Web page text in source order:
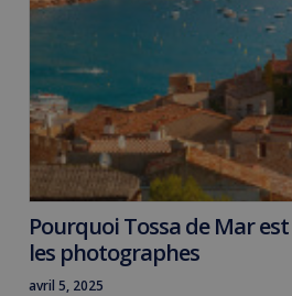
Pourquoi Tossa de Mar
les photographes
avril 5, 2025